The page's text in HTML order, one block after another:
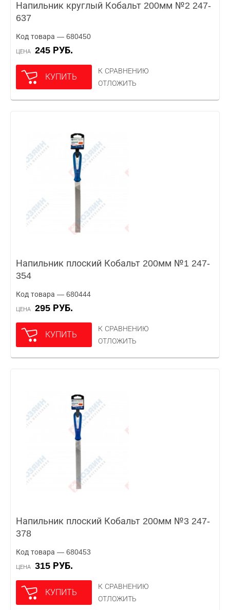
Напильник круглый Кобальт 200мм №2 247-
637
Код товара — 680450
ЦЕНА 245 РУБ.
КУПИТЬ
К СРАВНЕНИЮ
ОТЛОЖИТЬ
Напильник плоский Кобальт 200мм №1 247-
354
Код товара — 680444
ЦЕНА 295 РУБ.
КУПИТЬ
К СРАВНЕНИЮ
ОТЛОЖИТЬ
Напильник плоский Кобальт 200мм №3 247-
378
Код товара — 680453
ЦЕНА 315 РУБ.
КУПИТЬ
К СРАВНЕНИЮ
ОТЛОЖИТЬ